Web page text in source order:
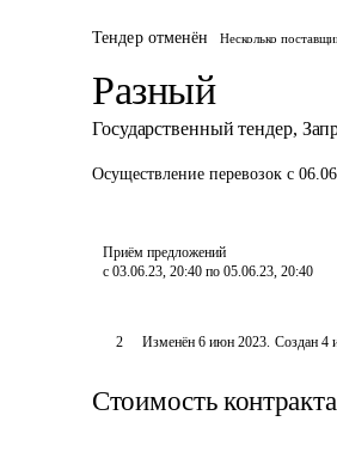
Тендер отменён Несколько
Разный
Государственный тендер,
Осуществление перевозок с
Приём предложений
с 03.06.23, 20:40 по 05.06.23, 20:40
2 Изменён 6 июн 2023. Создан 4
Стоимость контракта